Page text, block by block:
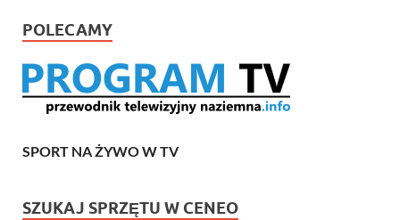
POLECAMY
SPORT NA ŻYWO W TV
SZUKAJ SPRZĘTU W CENEO